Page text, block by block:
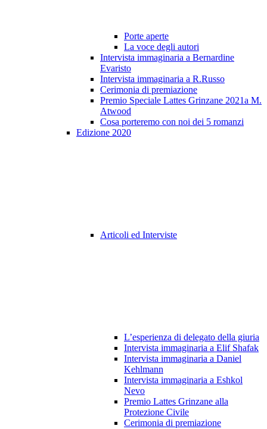
Porte aperte
La voce degli autori
Intervista immaginaria a Bernardine
Evaristo
Intervista immaginaria a R.Russo
Cerimonia di premiazione
Premio Speciale Lattes Grinzane 2021a M.
Atwood
Cosa porteremo con noi dei 5 romanzi
Edizione 2020
Articoli ed Interviste
L’esperienza di delegato della giuria
Intervista immaginaria a Elif Shafak
Intervista immaginaria a Daniel
Kehlmann
Intervista immaginaria a Eshkol
Nevo
Premio Lattes Grinzane alla
Protezione Civile
Cerimonia di premiazione